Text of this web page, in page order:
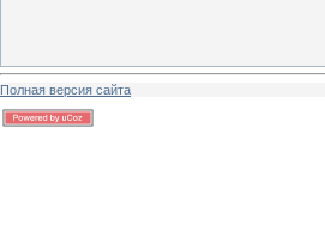
Полная версия сайта